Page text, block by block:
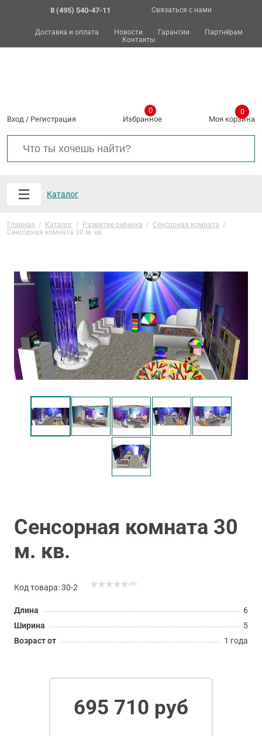
8 (495) 540-47-11 Связаться с нами
Доставка и оплата Новости Гарантии
Партнёрам
Контакты
Вход / Регистрация Избранное
0
Моя корзина
0
Каталог
Главная / Каталог / Развитие ребенка / Сенсорная комната /
Сенсорная комната 30 м. кв.
Сенсорная комната 30
м. кв.
Код товара: 30-2 ( 0 )
Длина
6
Ширина
5
Возраст от
1 года
695 710 руб